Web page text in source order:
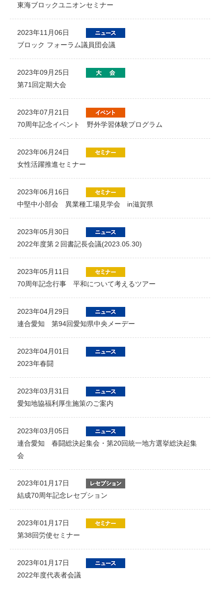
東海ブロックユニオンセミナー
2023年11月06日
ブロック フォーラム議員団会議
2023年09月25日
第71回定期大会
2023年07月21日
70周年記念イベント 野外学習体験プログラム
2023年06月24日
女性活躍推進セミナー
2023年06月16日
中堅中小部会 異業種工場見学会 in滋賀県
2023年05月30日
2022年度第２回書記長会議(2023.05.30)
2023年05月11日
70周年記念行事 平和について考えるツアー
2023年04月29日
連合愛知 第94回愛知県中央メーデー
2023年04月01日
2023年春闘
2023年03月31日
愛知地協福利厚生施策のご案内
2023年03月05日
連合愛知 春闘総決起集会・第20回統一地方選挙総決起集
会
2023年01月17日
結成70周年記念レセプション
2023年01月17日
第38回労使セミナー
2023年01月17日
2022年度代表者会議